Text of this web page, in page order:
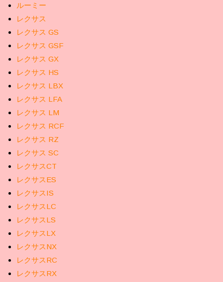
ルーミー
レクサス
レクサス GS
レクサス GSF
レクサス GX
レクサス HS
レクサス LBX
レクサス LFA
レクサス LM
レクサス RCF
レクサス RZ
レクサス SC
レクサスCT
レクサスES
レクサスIS
レクサスLC
レクサスLS
レクサスLX
レクサスNX
レクサスRC
レクサスRX